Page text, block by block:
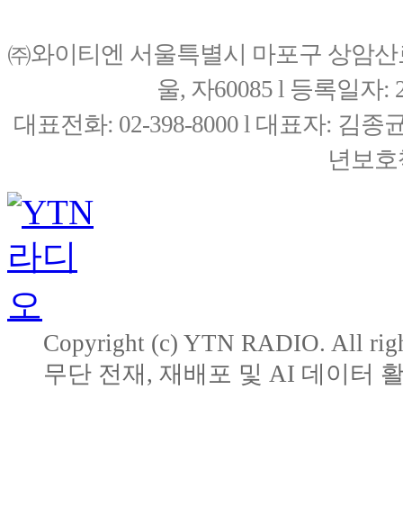
㈜와이티엔 서울특별시 마포구 상암
울, 자60085 l 등록일자:
대표전화: 02-398-8000 l 대표자: 김종
년보
Copyright (c) YTN RADIO. All
무단 전재, 재배포 및 AI 데이터